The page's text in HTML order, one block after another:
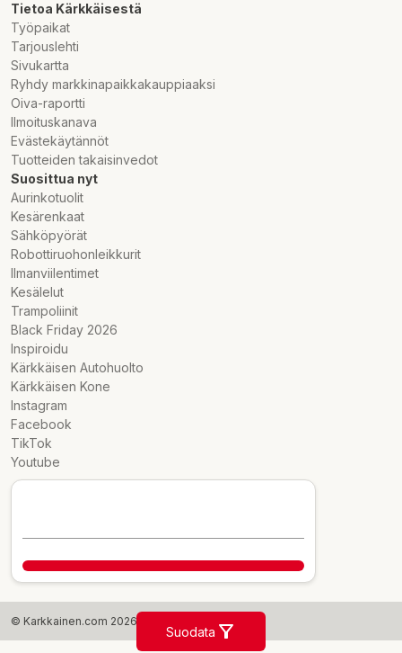
Suodata
Tietoa Kärkkäisestä
Työpaikat
Tarjouslehti
Sivukartta
Ryhdy markkinapaikkakauppiaaksi
Oiva-raportti
Ilmoituskanava
Evästekäytännöt
Tuotteiden takaisinvedot
Suosittua nyt
Aurinkotuolit
Kesärenkaat
Sähköpyörät
Robottiruohonleikkurit
Ilmanviilentimet
Kesälelut
Trampoliinit
Black Friday 2026
Inspiroidu
Kärkkäisen Autohuolto
Kärkkäisen Kone
Instagram
Facebook
TikTok
Youtube
© Karkkainen.com 2026